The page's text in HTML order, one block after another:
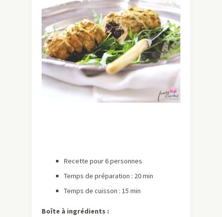
Recette pour 6 personnes
Temps de préparation : 20 min
Temps de cuisson : 15 min
Boîte à ingrédients :